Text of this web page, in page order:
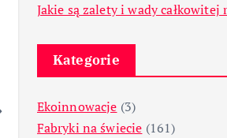
Jakie są zalety i wady
Kategorie
Ekoinnowacje (3)
Fabryki na świecie (161)